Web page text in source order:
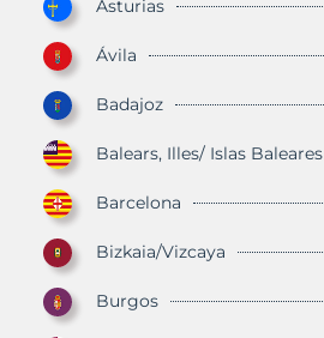
Asturias
Ávila
Badajoz
Balears, Illes/ Islas Baleares
Barcelona
Bizkaia/Vizcaya
Burgos